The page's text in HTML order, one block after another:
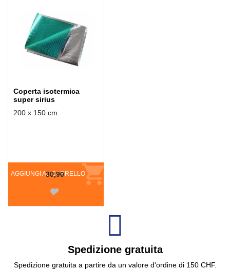
Coperta isotermica
super sirius
200 x 150 cm
AGGIUNGI AL CARRELLO
30,90
Spedizione gratuita
Spedizione gratuita a partire da un valore d'ordine di 150 CHF.